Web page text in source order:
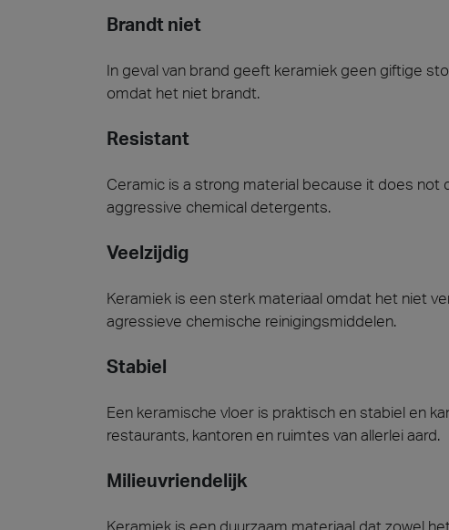
Brandt niet
In geval van brand geeft keramiek geen giftige
omdat het niet brandt.
Resistant
Ceramic is a strong material because it does
aggressive chemical detergents.
Veelzijdig
Keramiek is een sterk materiaal omdat het niet
agressieve chemische reinigingsmiddelen.
Stabiel
Een keramische vloer is praktisch en stabiel en
restaurants, kantoren en ruimtes van allerlei aard.
Milieuvriendelijk
Keramiek is een duurzaam materiaal dat zowel